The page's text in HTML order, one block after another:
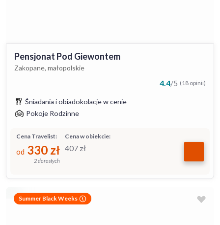
Pensjonat Pod Giewontem
Zakopane, małopolskie
4.4/5 (18 opinii)
Śniadania i obiadokolacje w cenie
Pokoje Rodzinne
Cena w obiekcie:
407 zł
Cena Travelist:
od 330 zł
2 dorosłych
Summer Black Weeks